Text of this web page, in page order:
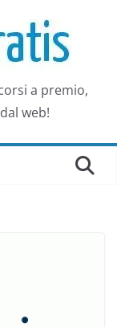
a premio,
web!